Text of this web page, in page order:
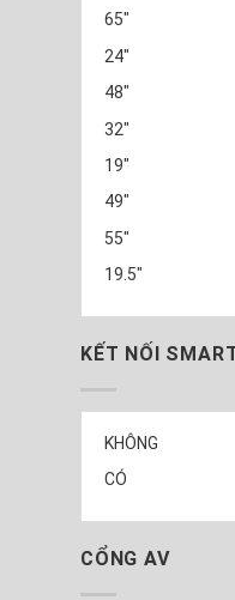
65"
24"
48"
32"
19"
49"
55"
19.5"
KẾT NỐI
KHÔNG
CÓ
CỔNG AV